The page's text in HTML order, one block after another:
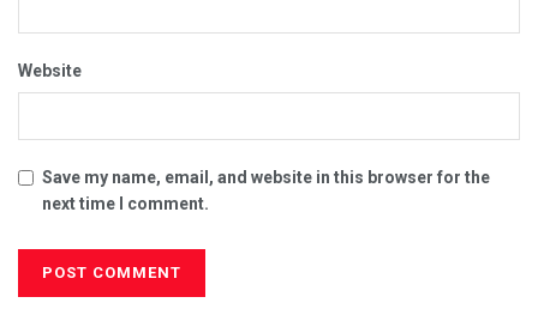
Website
Save my name, email, and website in this browser for the
next time I comment.